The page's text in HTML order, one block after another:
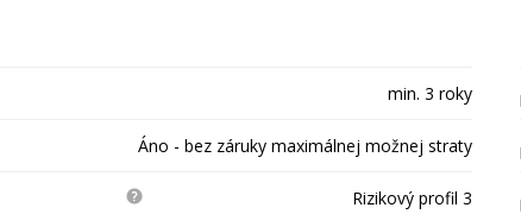
min. 3 roky
Áno - bez záruky maximálnej možnej straty
Rizikový profil 3